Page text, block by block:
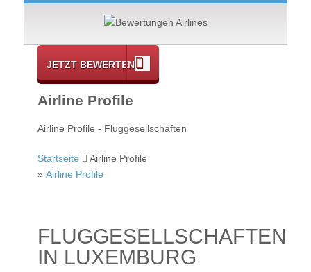
JETZT BEWERTEN
Airline Profile
Airline Profile - Fluggesellschaften
Startseite
Airline Profile
» Airline Profile
FLUGGESELLSCHAFTEN
IN LUXEMBURG